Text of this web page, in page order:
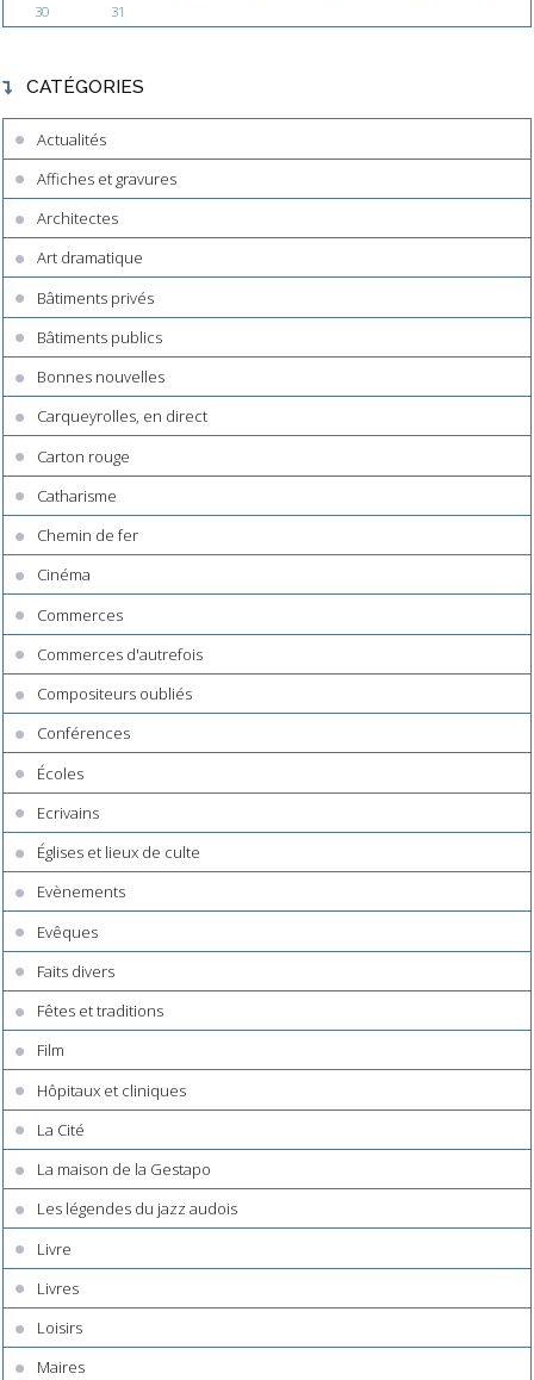
30
31
CATÉGORIES
Actualités
Affiches et gravures
Architectes
Art dramatique
Bâtiments privés
Bâtiments publics
Bonnes nouvelles
Carqueyrolles, en direct
Carton rouge
Catharisme
Chemin de fer
Cinéma
Commerces
Commerces d'autrefois
Compositeurs oubliés
Conférences
Écoles
Ecrivains
Églises et lieux de culte
Evènements
Evêques
Faits divers
Fêtes et traditions
Film
Hôpitaux et cliniques
La Cité
La maison de la Gestapo
Les légendes du jazz audois
Livre
Livres
Loisirs
Maires